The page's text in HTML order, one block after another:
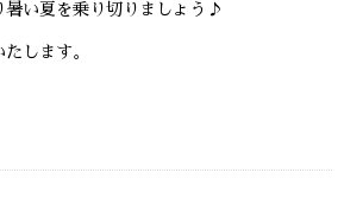
暑い夏を乗り切りましょう♪
します。